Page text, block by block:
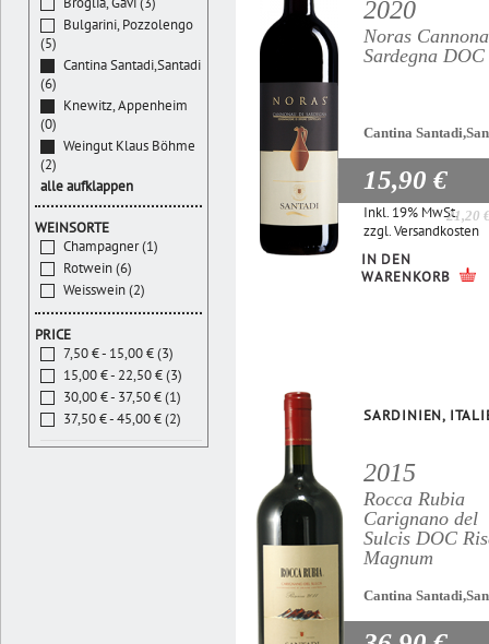
2020
Noras
Sardegna DOC
Cantina
15,90 €
21,20
Inkl. 19% MwSt.
zzgl.Versandkosten
IN DEN
WARENKORB
SARDINIEN,
2015
Rocca Rubia
Carignano del
Sulcis DOC
Magnum
Cantina
Bulgarini, Pozzolengo
(5)
Cantina Santadi,Santadi
(6)
Knewitz, Appenheim
(0)
Weingut Klaus Böhme
(2)
alle aufklappen
WEINSORTE
Champagner (1)
Rotwein (6)
Weisswein (2)
PRICE
7,50 € - 15,00 € (3)
15,00 € - 22,50 € (3)
30,00 € - 37,50 € (1)
37,50 € - 45,00 € (2)